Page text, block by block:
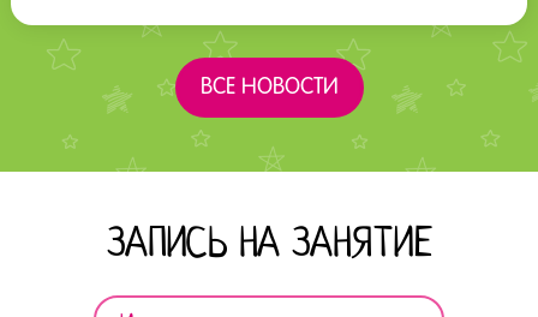
ВСЕ НОВОСТИ
ЗАПИСЬ НА ЗАНЯТИЕ